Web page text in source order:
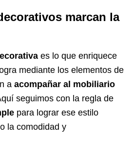
marcan la
es lo que enriquece
mediante los elementos de
a acompañar al mobiliario
seguimos con la regla de
para lograr ese estilo
la comodidad y